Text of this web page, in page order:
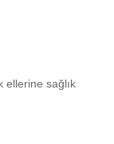
ellerine sağlık